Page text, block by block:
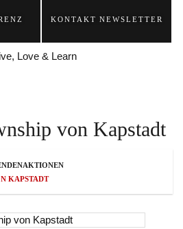
KONTAKT NEWSLETTER
von Kapstadt
KAPSTADT